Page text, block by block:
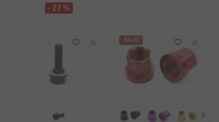
- 27 %
SALE